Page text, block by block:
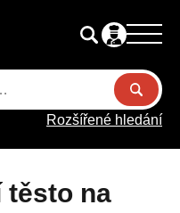
Rozšířené hledání